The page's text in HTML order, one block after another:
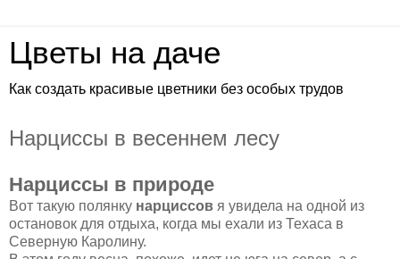
Цветы на даче
Как создать красивые цветники без особых трудов
Нарциссы в весеннем лесу
Нарциссы в природе
Вот такую полянку нарциссов я увидела на одной из
остановок для отдыха, когда мы ехали из Техаса в
Северную Каролину.